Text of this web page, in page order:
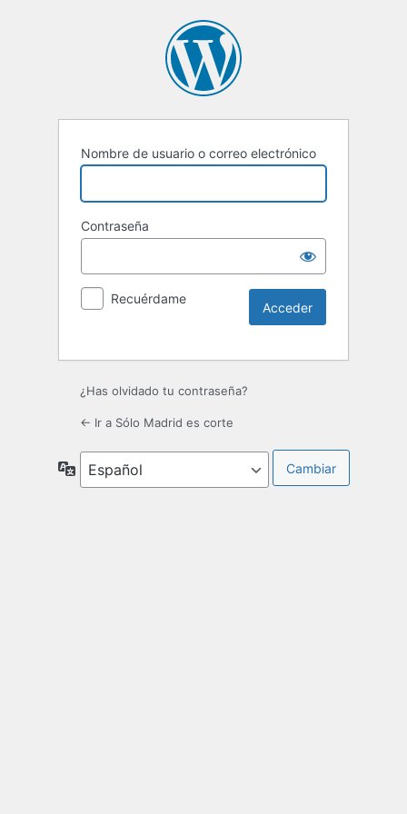
Nombre de usuario o correo electrónico
Contraseña
Recuérdame
¿Has olvidado tu contraseña?
← Ir a Sólo Madrid es corte
Idioma